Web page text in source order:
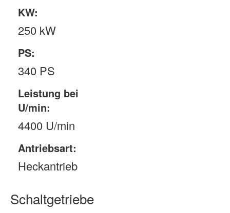
KW:
250 kW
PS:
340 PS
Leistung bei
U/min:
4400 U/min
Antriebsart:
Heckantrieb
Schaltgetriebe